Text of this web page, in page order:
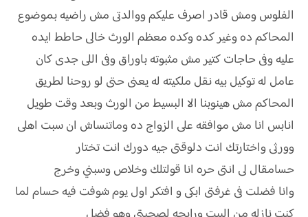
الفلوس ومش قادر اصرف عليكم ووالدتى مش راضيه بموضوع
المحاكم ده وغير كده وكده معظم الورث خالى حاطط ايده
عليه وفى حاجات كتير مش مثبوته باوراق وفى اللى جدى كان
عامل له توكيل بيه نقل ملكيته له يعنى حتى لو روحنا لطريق
المحاكم مش هينوبنا الا البسيط من الورث وبعد وقت طويل
انابس انا مش موافقه على الزواج ده وماتنساش ان سبت اهلى
وورثى واختارتك انت دلوقتى جيه دورك انت تختار
حسامقال لى انتى حره انا قولتلك وخلاص وسبني وخرج
وانا فضلت فى غرفتى ابكى و افتكر اول يوم شوفت فيه حسام لما